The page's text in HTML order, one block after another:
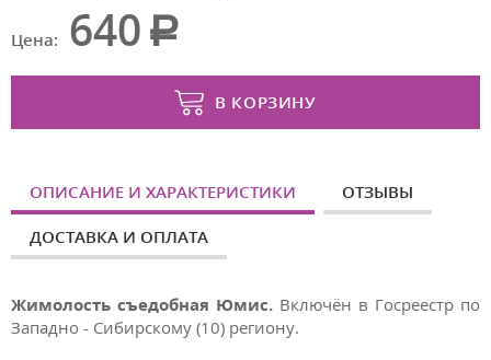
Цена: 640
В КОРЗИНУ
ОПИСАНИЕ И ХАРАКТЕРИСТИКИ ОТЗЫВЫ
ДОСТАВКА И ОПЛАТА
Жимолость съедобная Юмис. Включён в Госреестр по
Западно - Сибирскому (10) региону.